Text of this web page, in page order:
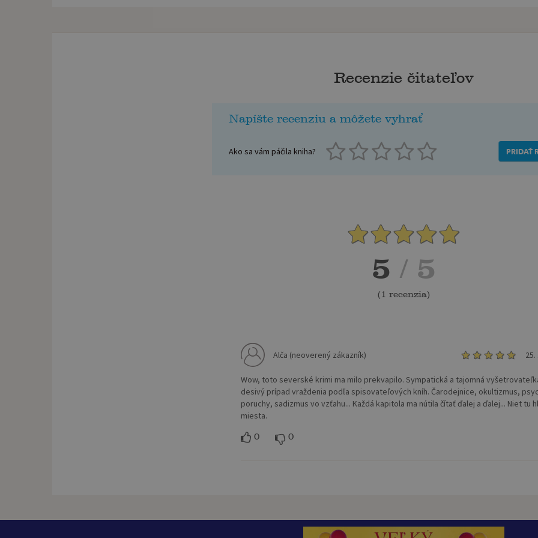
Recenzie čitateľov
Napíšte recenziu a môžete vyhrať
Ako sa vám páčila kniha? PRIDAŤ
5 / 5
(1 recenzia)
Alča (neoverený zákazník) 25.
Wow, toto severské krimi ma milo prekvapilo. Sympatická a tajomná
desivý prípad vraždenia podľa spisovateľových kníh. Čarodejnice, okultizmus,
poruchy, sadizmus vo vzťahu... Každá kapitola ma nútila čítať ďalej a ďalej... Niet tu
miesta.
0 0